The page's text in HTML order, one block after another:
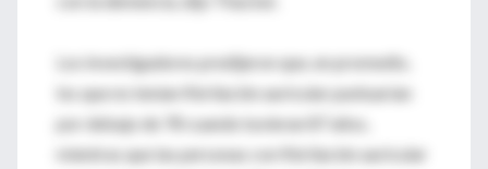
Los investigadores predijeron que, en promedio,
los que no tenían fibrilación auricular puntuarían
por debajo de 78 cuando tuvieran 87 años,
mientras que las personas con fibrilación auricular